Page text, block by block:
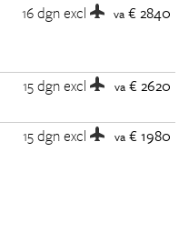
16 dgnexcl va € 2840
15 dgnexcl va € 2620
15 dgnexcl va € 1980